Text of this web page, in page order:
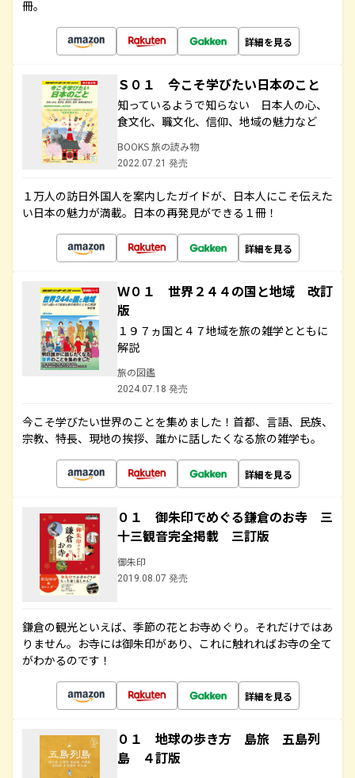
冊。
詳細を見る
Ｓ０１ 今こそ学びたい日本のこと
知っているようで知らない 日本人の心、
食文化、職文化、信仰、地域の魅力など
BOOKS 旅の読み物
2022.07.21 発売
１万人の訪日外国人を案内したガイドが、日本人にこそ伝えた
い日本の魅力が満載。日本の再発見ができる１冊！
詳細を見る
Ｗ０１ 世界２４４の国と地域 改訂
版
１９７ヵ国と４７地域を旅の雑学とともに
解説
旅の図鑑
2024.07.18 発売
今こそ学びたい世界のことを集めました！首都、言語、民族、
宗教、特長、現地の挨拶、誰かに話したくなる旅の雑学も。
詳細を見る
０１ 御朱印でめぐる鎌倉のお寺 三
十三観音完全掲載 三訂版
御朱印
2019.08.07 発売
鎌倉の観光といえば、季節の花とお寺めぐり。それだけではあ
りません。お寺には御朱印があり、これに触れればお寺の全て
がわかるのです！
詳細を見る
０１ 地球の歩き方 島旅 五島列
島 ４訂版